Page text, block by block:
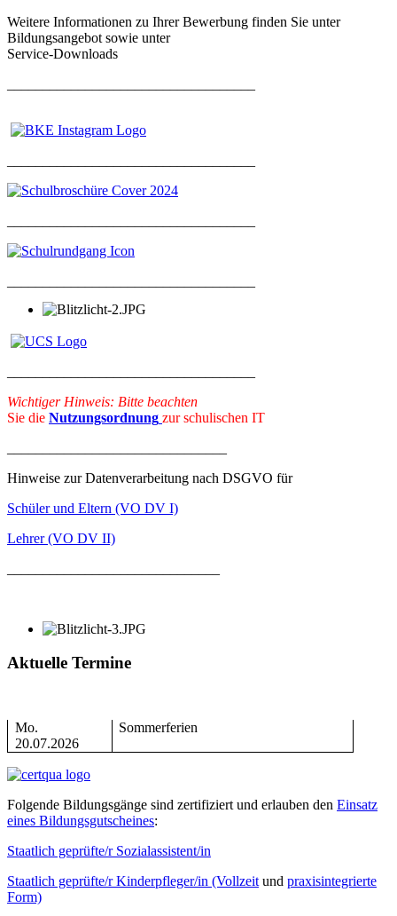
Weitere Informationen zu Ihrer Bewerbung finden Sie unter
Bildungsangebot sowie unter
Service-Downloads
Wichtiger Hinweis: Bitte beachten
Sie die Nutzungsordnung zur schulischen IT
Hinweise zur Datenverarbeitung nach DSGVO für
Schüler und Eltern (VO DV I)
Lehrer (VO DV II)
Aktuelle Termine
Mo.
20.07.2026
Sommerferien
Folgende Bildungsgänge sind zertifiziert und erlauben den Einsatz
eines Bildungsgutscheines:
Staatlich geprüfte/r Sozialassistent/in
Staatlich geprüfte/r Kinderpfleger/in (Vollzeit und praxisintegrierte
Form)